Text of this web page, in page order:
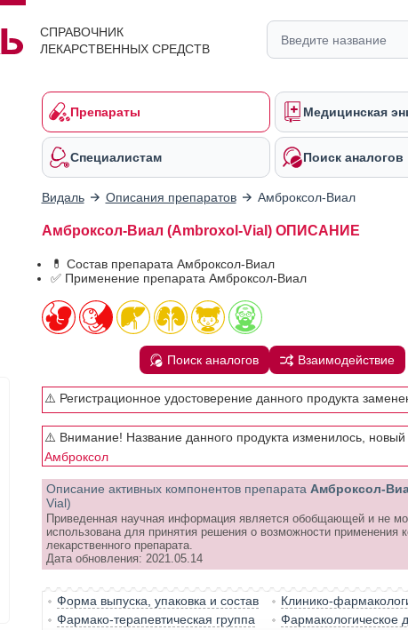
СПРАВОЧНИК
ЛЕКАРСТВЕННЫХ СРЕДСТВ
Препараты Медицинская
Специалистам Поиск аналогов
Видаль Описания препаратов Амброксол-Виал
Амброксол-Виал (Ambroxol-Vial) ОПИСАНИЕ
💊 Состав препарата Амброксол-Виал
✅ Применение препарата Амброксол-Виал
Поиск аналогов Взаимодействие
⚠️ Регистрационное удостоверение данного продукта
⚠️ Внимание! Название данного продукта изменилось, новый
Амброксол
Описание активных компонентов препарата Амброксол-
Vial)
Приведенная научная информация является обобщающей и не
использована для принятия решения о возможности применения
лекарственного препарата.
Дата обновления: 2021.05.14
Форма выпуска, упаковка и состав
Клинико-
Фармако-терапевтическая группа
Фармакологическое